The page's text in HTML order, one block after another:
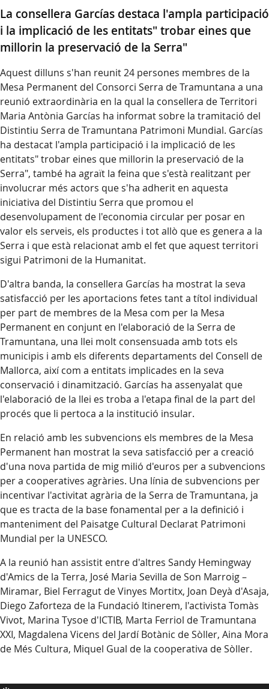
La consellera Garcías destaca l'ampla participació
i la implicació de les entitats" trobar eines que
millorin la preservació de la Serra"
Aquest dilluns s'han reunit 24 persones membres de la
Mesa Permanent del Consorci Serra de Tramuntana a una
reunió extraordinària en la qual la consellera de Territori
Maria Antònia Garcías ha informat sobre la tramitació del
Distintiu Serra de Tramuntana Patrimoni Mundial. Garcías
ha destacat l'ampla participació i la implicació de les
entitats" trobar eines que millorin la preservació de la
Serra", també ha agraït la feina que s'està realitzant per
involucrar més actors que s'ha adherit en aquesta
iniciativa del Distintiu Serra que promou el
desenvolupament de l'economia circular per posar en
valor els serveis, els productes i tot allò que es genera a la
Serra i que està relacionat amb el fet que aquest territori
sigui Patrimoni de la Humanitat.
D'altra banda, la consellera Garcías ha mostrat la seva
satisfacció per les aportacions fetes tant a títol individual
per part de membres de la Mesa com per la Mesa
Permanent en conjunt en l'elaboració de la Serra de
Tramuntana, una llei molt consensuada amb tots els
municipis i amb els diferents departaments del Consell de
Mallorca, així com a entitats implicades en la seva
conservació i dinamització. Garcías ha assenyalat que
l'elaboració de la llei es troba a l'etapa final de la part del
procés que li pertoca a la institució insular.
En relació amb les subvencions els membres de la Mesa
Permanent han mostrat la seva satisfacció per a creació
d'una nova partida de mig milió d'euros per a subvencions
per a cooperatives agràries. Una línia de subvencions per
incentivar l'activitat agrària de la Serra de Tramuntana, ja
que es tracta de la base fonamental per a la definició i
manteniment del Paisatge Cultural Declarat Patrimoni
Mundial per la UNESCO.
A la reunió han assistit entre d'altres Sandy Hemingway
d'Amics de la Terra, José Maria Sevilla de Son Marroig –
Miramar, Biel Ferragut de Vinyes Mortitx, Joan Deyà d'Asaja,
Diego Zaforteza de la Fundació Itinerem, l'activista Tomàs
Vivot, Marina Tysoe d'ICTIB, Marta Ferriol de Tramuntana
XXI, Magdalena Vicens del Jardí Botànic de Sòller, Aina Mora
de Més Cultura, Miquel Gual de la cooperativa de Sòller.